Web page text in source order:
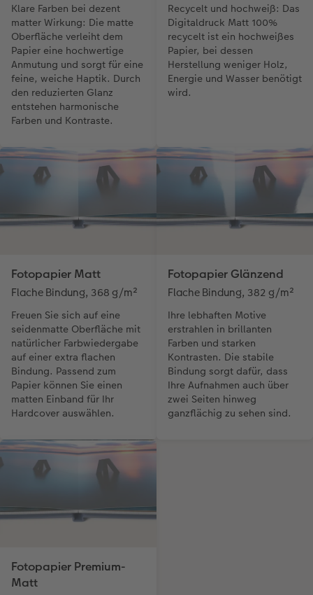
Klare Farben bei dezent
matter Wirkung: Die matte
Oberfläche verleiht dem
Papier eine hochwertige
Anmutung und sorgt für eine
feine, weiche Haptik. Durch
den reduzierten Glanz
entstehen harmonische
Farben und Kontraste.
Recycelt und hochweiß: Das
Digitaldruck Matt 100%
recycelt ist ein hochweißes
Papier, bei dessen
Herstellung weniger Holz,
Energie und Wasser benötigt
wird.
Fotopapier Matt
Flache Bindung, 368 g/m²
Freuen Sie sich auf eine
seidenmatte Oberfläche mit
natürlicher Farbwiedergabe
auf einer extra flachen
Bindung. Passend zum
Papier können Sie einen
matten Einband für Ihr
Hardcover auswählen.
Fotopapier Glänzend
Flache Bindung, 382 g/m²
Ihre lebhaften Motive
erstrahlen in brillanten
Farben und starken
Kontrasten. Die stabile
Bindung sorgt dafür, dass
Ihre Aufnahmen auch über
zwei Seiten hinweg
ganzflächig zu sehen sind.
Fotopapier Premium-
Matt